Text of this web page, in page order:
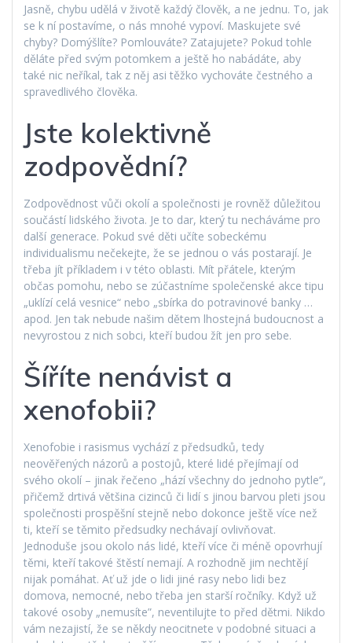
Jasně, chybu udělá v životě každý člověk, a ne jednu. To, jak
se k ní postavíme, o nás mnohé vypoví. Maskujete své
chyby? Domýšlíte? Pomlouváte? Zatajujete? Pokud tohle
děláte před svým potomkem a ještě ho nabádáte, aby
také nic neříkal, tak z něj asi těžko vychováte čestného a
spravedlivého člověka.
Jste kolektivně
zodpovědní?
Zodpovědnost vůči okolí a společnosti je rovněž důležitou
součástí lidského života. Je to dar, který tu necháváme pro
další generace. Pokud své děti učíte sobeckému
individualismu nečekejte, že se jednou o vás postarají. Je
třeba jít příkladem i v této oblasti. Mít přátele, kterým
občas pomohu, nebo se zúčastníme společenské akce tipu
„uklízí celá vesnice“ nebo „sbírka do potravinové banky …
apod. Jen tak nebude našim dětem lhostejná budoucnost a
nevyrostou z nich sobci, kteří budou žít jen pro sebe.
Šíříte nenávist a
xenofobii?
Xenofobie i rasismus vychází z předsudků, tedy
neověřených názorů a postojů, které lidé přejímají od
svého okolí – jinak řečeno „hází všechny do jednoho pytle“,
přičemž drtivá většina cizinců či lidí s jinou barvou pleti jsou
společnosti prospěšní stejně nebo dokonce ještě více než
ti, kteří se těmito předsudky nechávají ovlivňovat.
Jednoduše jsou okolo nás lidé, kteří více či méně opovrhují
těmi, kteří takové štěstí nemají. A rozhodně jim nechtějí
nijak pomáhat. Ať už jde o lidi jiné rasy nebo lidi bez
domova, nemocné, nebo třeba jen starší ročníky. Když už
takové osoby „nemusíte”, neventilujte to před dětmi. Nikdo
vám nezajistí, že se někdy neocitnete v podobné situaci a